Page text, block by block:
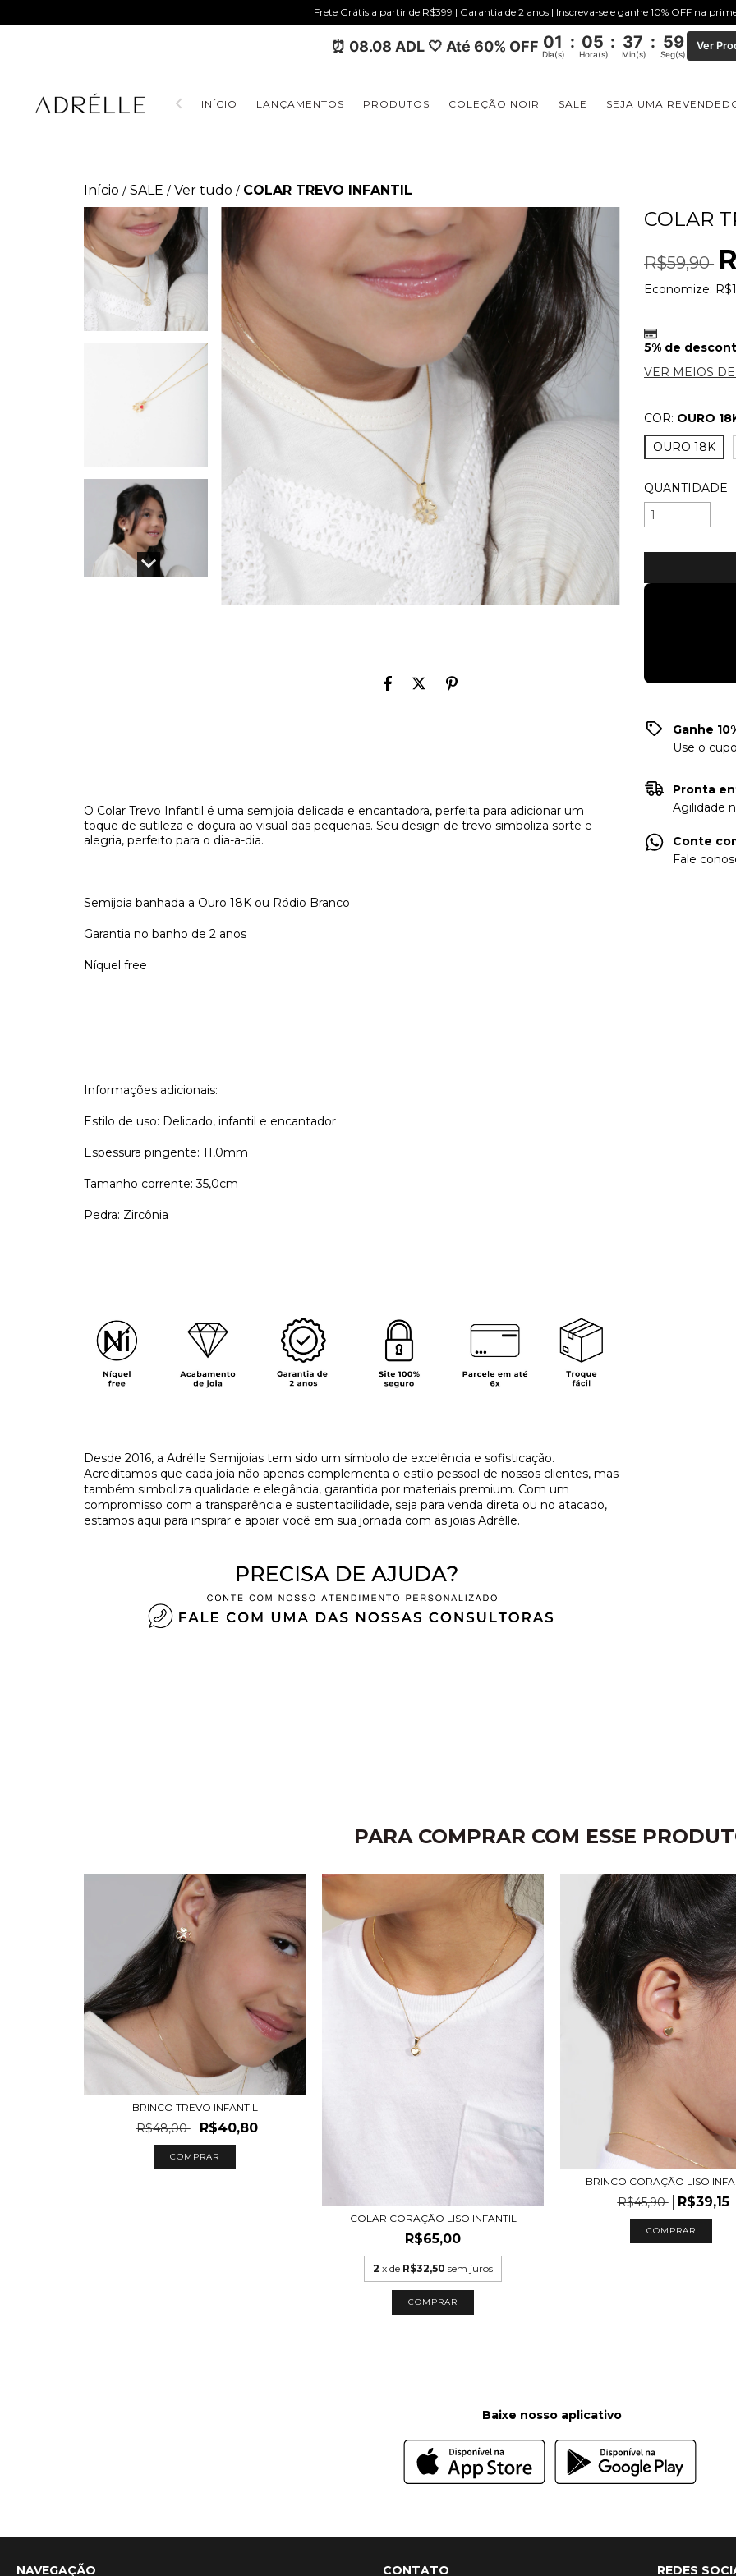
Frete Grátis a partir de R$399 | Garantia de 2 anos | Inscreva-se e ganhe 10% OFF na
⏰ 08.08 ADL 🤍 Até 60% OFF 01 : 05 : 37 : 58
Dia(s) Hora(s) Min(s) Seg(s)
Ver
INÍCIO LANÇAMENTOS PRODUTOS COLEÇÃO NOIR SALE SEJA UMA
Início / SALE / Ver tudo / COLAR TREVO INFANTIL
O Colar Trevo Infantil é uma semijoia delicada e encantadora, perfeita para adicionar um
toque de sutileza e doçura ao visual das pequenas. Seu design de trevo simboliza sorte e
alegria, perfeito para o dia-a-dia.
Semijoia banhada a Ouro 18K ou Ródio Branco
Garantia no banho de 2 anos
Níquel free
Informações adicionais:
Estilo de uso: Delicado, infantil e encantador
Espessura pingente: 11,0mm
Tamanho corrente: 35,0cm
Pedra: Zircônia
​Desde 2016, a Adrélle Semijoias tem sido um símbolo de excelência e sofisticação.
Acreditamos que cada joia não apenas complementa o estilo pessoal de nossos clientes, mas
também simboliza qualidade e elegância, garantida por materiais premium. Com um
compromisso com a transparência e sustentabilidade, seja para venda direta ou no atacado,
estamos aqui para inspirar e apoiar você em sua jornada com as joias Adrélle.
COLAR
R$59,90
Economize:
5% de
VER MEIOS
COR: OURO
OURO 18K
QUANTIDADE
Ganhe
Use o
Pronta
Agilidade
Conte
Fale
PARA COMPRAR COM ESSE
BRINCO TREVO INFANTIL
R$48,00 R$40,80
COMPRAR
COLAR CORAÇÃO LISO INFANTIL
R$65,00
2 x de R$32,50 sem juros
COMPRAR
BRINCO CORAÇÃO LISO
R$45,90 R$39,15
COMPRAR
Baixe nosso aplicativo
NAVEGAÇÃO CONTATO REDES